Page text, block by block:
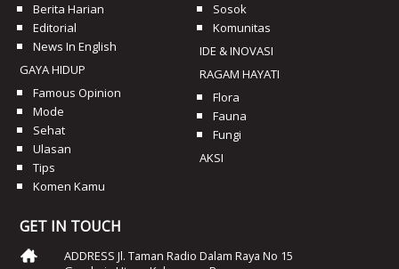
Berita Harian
Editorial
News In English
GAYA HIDUP
Famous Opinion
Mode
Sehat
Ulasan
Tips
Komen Kamu
Sosok
Komunitas
IDE & INOVASI
RAGAM HAYATI
Flora
Fauna
Fungi
AKSI
GET IN TOUCH
ADDRESS Jl. Taman Radio Dalam Raya No 15